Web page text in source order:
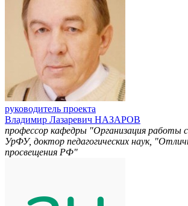
руководитель проекта
Владимир Лазаревич НАЗАРОВ
профессор кафедры "Организация работы
УрФУ, доктор педагогических наук,
просвещения РФ"